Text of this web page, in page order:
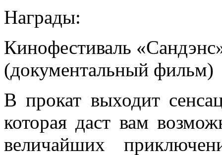
Награды:
Кинофестиваль
(документальный фильм)
В прокат выходит
которая даст вам
величайших